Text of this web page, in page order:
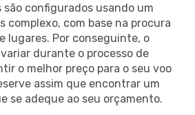
são configurados usando um
complexo, com base na procura
lugares. Por conseguinte, o
durante o processo de
o melhor preço para o seu voo
assim que encontrar um
se adeque ao seu orçamento.